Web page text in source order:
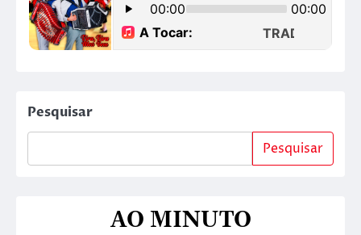
Pesquisar
Pesquisar
AO MINUTO